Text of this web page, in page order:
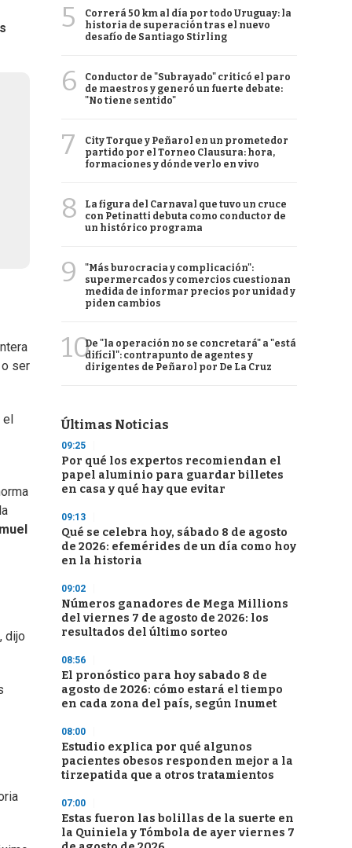
ser
dijo
5
Correrá 50 km al día por todo Uruguay: la
historia de superación tras el nuevo
desafío de Santiago Stirling
6
Conductor de "Subrayado" criticó el paro
de maestros y generó un fuerte debate:
"No tiene sentido"
7
City Torque y Peñarol en un prometedor
partido por el Torneo Clausura: hora,
formaciones y dónde verlo en vivo
8
La figura del Carnaval que tuvo un cruce
con Petinatti debuta como conductor de
un histórico programa
9
"Más burocracia y complicación":
supermercados y comercios cuestionan
medida de informar precios por unidad y
piden cambios
10De "la operación no se concretará" a "está
difícil": contrapunto de agentes y
dirigentes de Peñarol por De La Cruz
Últimas Noticias
09:25
Por qué los expertos recomiendan el
papel aluminio para guardar billetes
en casa y qué hay que evitar
09:13
Qué se celebra hoy, sábado 8 de agosto
de 2026: efemérides de un día como hoy
en la historia
09:02
Números ganadores de Mega Millions
del viernes 7 de agosto de 2026: los
resultados del último sorteo
08:56
El pronóstico para hoy sabado 8 de
agosto de 2026: cómo estará el tiempo
en cada zona del país, según Inumet
08:00
Estudio explica por qué algunos
pacientes obesos responden mejor a la
tirzepatida que a otros tratamientos
07:00
Estas fueron las bolillas de la suerte en
la Quiniela y Tómbola de ayer viernes 7